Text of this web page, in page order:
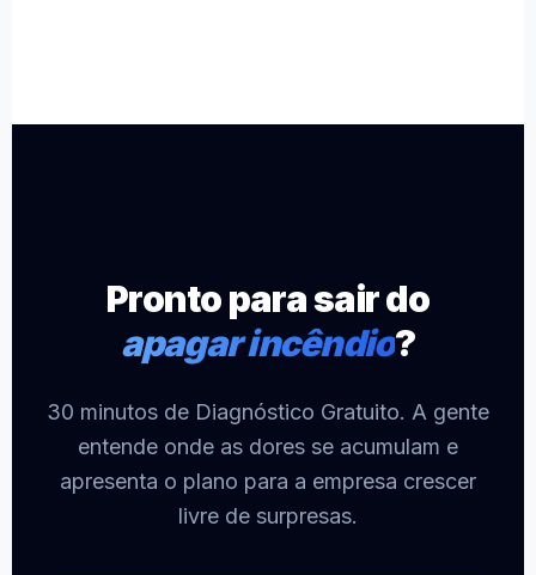
Pronto para sair do
apagar incêndio?
30 minutos de Diagnóstico Gratuito. A gente
entende onde as dores se acumulam e
apresenta o plano para a empresa crescer
livre de surpresas.